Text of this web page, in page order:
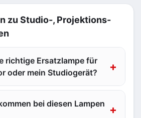
zu Studio-, Projektions-
richtige Ersatzlampe für
oder mein Studiogerät?
bei diesen Lampen